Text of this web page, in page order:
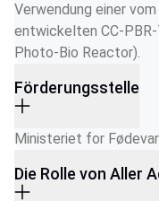
Verwendung einer
entwickelten CC-
Photo-Bio Reactor).
Förderungsstelle
Ministeriet for
Die Rolle von Aller